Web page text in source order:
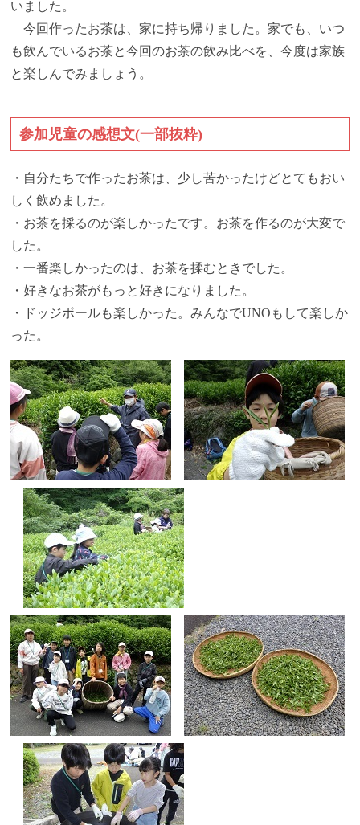
いました。
今回作ったお茶は、家に持ち帰りました。家でも、いつ
も飲んでいるお茶と今回のお茶の飲み比べを、今度は家族
と楽しんでみましょう。
参加児童の感想文(一部抜粋)
・自分たちで作ったお茶は、少し苦かったけどとてもおい
しく飲めました。
・お茶を採るのが楽しかったです。お茶を作るのが大変で
した。
・一番楽しかったのは、お茶を揉むときでした。
・好きなお茶がもっと好きになりました。
・ドッジボールも楽しかった。みんなでUNOもして楽しか
った。